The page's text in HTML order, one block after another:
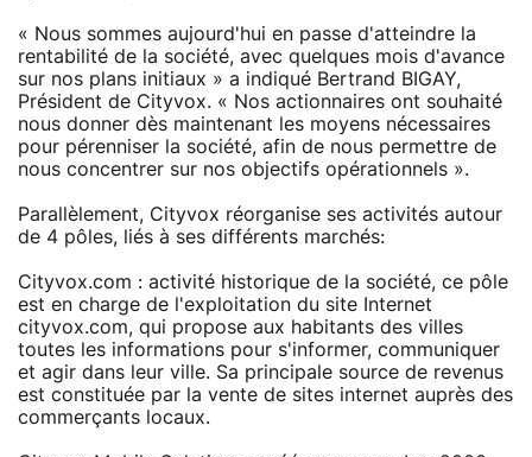
« Nous sommes aujourd'hui en passe d'atteindre la
rentabilité de la société, avec quelques mois d'avance
sur nos plans initiaux » a indiqué Bertrand BIGAY,
Président de Cityvox. « Nos actionnaires ont souhaité
nous donner dès maintenant les moyens nécessaires
pour pérenniser la société, afin de nous permettre de
nous concentrer sur nos objectifs opérationnels ».
Parallèlement, Cityvox réorganise ses activités autour
de 4 pôles, liés à ses différents marchés:
Cityvox.com : activité historique de la société, ce pôle
est en charge de l'exploitation du site Internet
cityvox.com, qui propose aux habitants des villes
toutes les informations pour s'informer, communiquer
et agir dans leur ville. Sa principale source de revenus
est constituée par la vente de sites internet auprès des
commerçants locaux.